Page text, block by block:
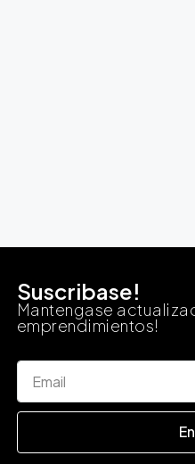
Suscribase!
Mantengase
emprendimientos!